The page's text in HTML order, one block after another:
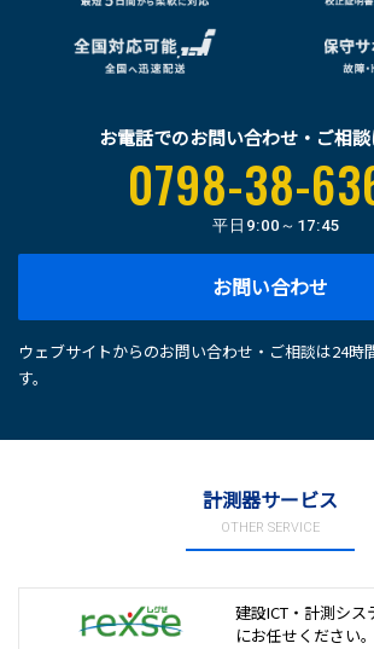
お電話でのお問い合わせ・ご相
0798-38-
平日 9:00～17:45
お問い合わせ
ウェブサイトからのお問い合わせ・ご相談は24時
す。
計測器サービス
OTHER SERVICE
建設ICT・計測シス
にお任せください。